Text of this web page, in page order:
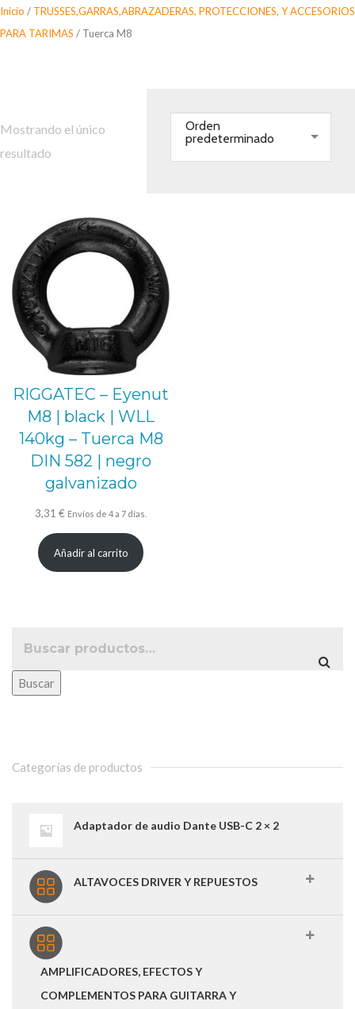
Saltar
al
Inicio / TRUSSES,GARRAS,ABRAZADERAS, PROTECCIONES, Y ACCESORIOS
PARA TARIMAS / Tuerca M8
Mostrando el único
resultado
Orden
predeterminado
RIGGATEC – Eyenut
M8 | black | WLL
140kg – Tuerca M8
DIN 582 | negro
galvanizado
3,31 € Envíos de 4 a 7 días.
Añadir al carrito
Buscar
Categorías de productos
Adaptador de audio Dante USB-C 2 × 2
ALTAVOCES DRIVER Y REPUESTOS
AMPLIFICADORES, EFECTOS Y
COMPLEMENTOS PARA GUITARRA Y